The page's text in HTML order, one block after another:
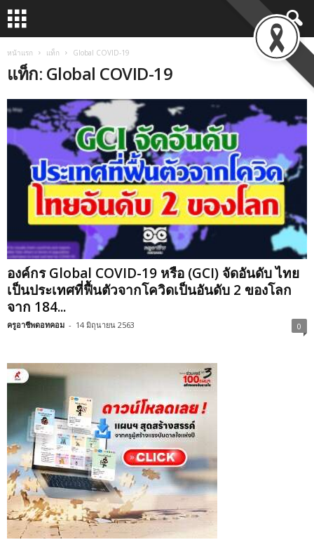
หน้าแรก แท็ก Global COVID-19
แท็ก: Global COVID-19
องค์กร Global COVID-19 หรือ (GCI) จัดอันดับ ไทย
เป็นประเทศที่ฟื้นตัวจากโควิดเป็นอันดับ 2 ของโลก
จาก 184...
ครูอาชีพดอทคอม - 14 มิถุนายน 2563 0